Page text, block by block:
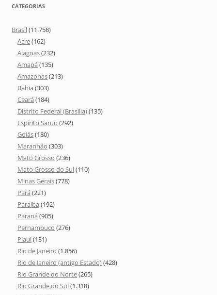
CATEGORIAS
Brasil(11.758)
Acre(162)
Alagoas(232)
Amapá (135)
Amazonas(213)
Bahia (303)
Ceará (184)
Distrito Federal (Brasília)(135)
Espírito Santo (292)
Goiás(180)
Maranhão (303)
Mato Grosso (236)
Mato Grosso do Sul(110)
Minas Gerais(778)
Pará (221)
Paraíba (192)
Paraná (905)
Pernambuco (276)
Piauí(131)
Rio de Janeiro (1.856)
Rio de Janeiro (antigo Estado)(428)
Rio Grande do Norte(265)
Rio Grande do Sul(1.318)